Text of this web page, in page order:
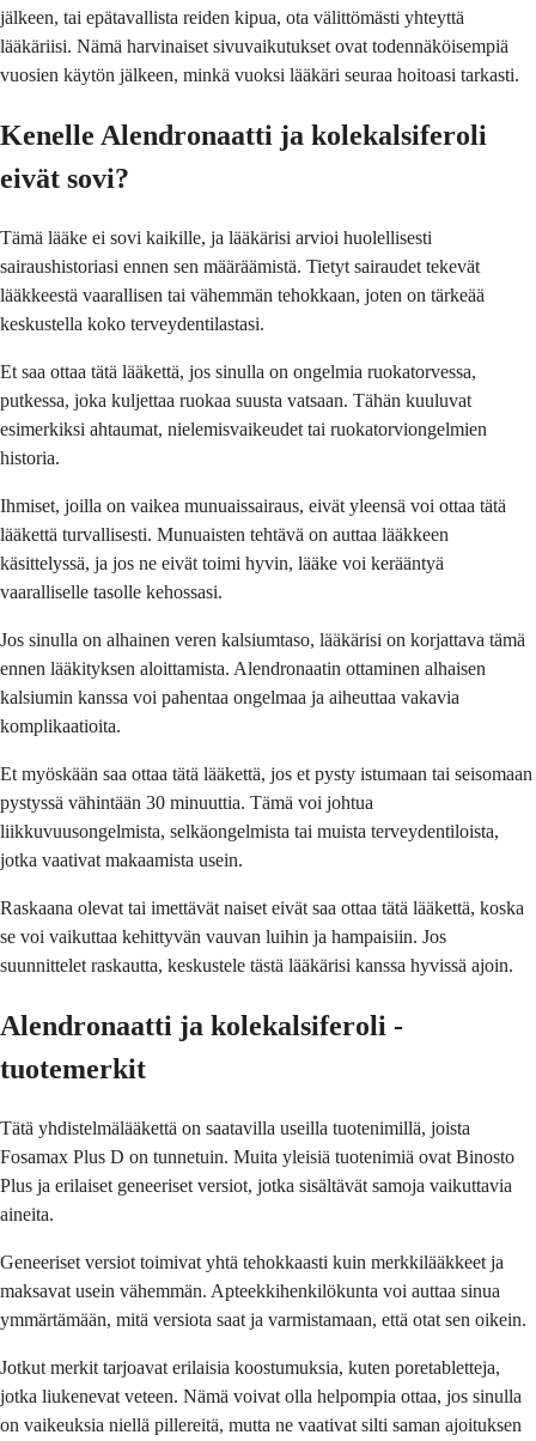
jälkeen, tai epätavallista reiden kipua, ota välittömästi yhteyttä
lääkäriisi. Nämä harvinaiset sivuvaikutukset ovat todennäköisempiä
vuosien käytön jälkeen, minkä vuoksi lääkäri seuraa hoitoasi tarkasti.
Kenelle Alendronaatti ja kolekalsiferoli
eivät sovi?
Tämä lääke ei sovi kaikille, ja lääkärisi arvioi huolellisesti
sairaushistoriasi ennen sen määräämistä. Tietyt sairaudet tekevät
lääkkeestä vaarallisen tai vähemmän tehokkaan, joten on tärkeää
keskustella koko terveydentilastasi.
Et saa ottaa tätä lääkettä, jos sinulla on ongelmia ruokatorvessa,
putkessa, joka kuljettaa ruokaa suusta vatsaan. Tähän kuuluvat
esimerkiksi ahtaumat, nielemisvaikeudet tai ruokatorviongelmien
historia.
Ihmiset, joilla on vaikea munuaissairaus, eivät yleensä voi ottaa tätä
lääkettä turvallisesti. Munuaisten tehtävä on auttaa lääkkeen
käsittelyssä, ja jos ne eivät toimi hyvin, lääke voi kerääntyä
vaaralliselle tasolle kehossasi.
Jos sinulla on alhainen veren kalsiumtaso, lääkärisi on korjattava tämä
ennen lääkityksen aloittamista. Alendronaatin ottaminen alhaisen
kalsiumin kanssa voi pahentaa ongelmaa ja aiheuttaa vakavia
komplikaatioita.
Et myöskään saa ottaa tätä lääkettä, jos et pysty istumaan tai seisomaan
pystyssä vähintään 30 minuuttia. Tämä voi johtua
liikkuvuusongelmista, selkäongelmista tai muista terveydentiloista,
jotka vaativat makaamista usein.
Raskaana olevat tai imettävät naiset eivät saa ottaa tätä lääkettä, koska
se voi vaikuttaa kehittyvän vauvan luihin ja hampaisiin. Jos
suunnittelet raskautta, keskustele tästä lääkärisi kanssa hyvissä ajoin.
Alendronaatti ja kolekalsiferoli -
tuotemerkit
Tätä yhdistelmälääkettä on saatavilla useilla tuotenimillä, joista
Fosamax Plus D on tunnetuin. Muita yleisiä tuotenimiä ovat Binosto
Plus ja erilaiset geneeriset versiot, jotka sisältävät samoja vaikuttavia
aineita.
Geneeriset versiot toimivat yhtä tehokkaasti kuin merkkilääkkeet ja
maksavat usein vähemmän. Apteekkihenkilökunta voi auttaa sinua
ymmärtämään, mitä versiota saat ja varmistamaan, että otat sen oikein.
Jotkut merkit tarjoavat erilaisia koostumuksia, kuten poretabletteja,
jotka liukenevat veteen. Nämä voivat olla helpompia ottaa, jos sinulla
on vaikeuksia niellä pillereitä, mutta ne vaativat silti saman ajoituksen